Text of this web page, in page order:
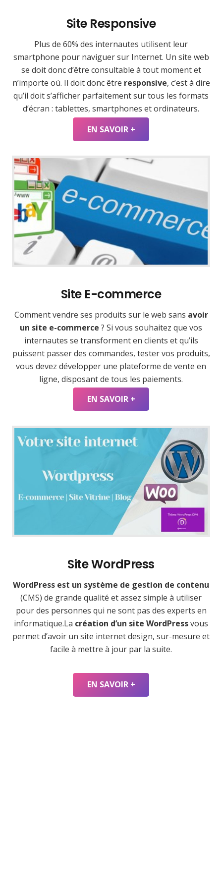
Site Responsive
Plus de 60% des internautes utilisent leur
smartphone pour naviguer sur Internet. Un site web
se doit donc d’être consultable à tout moment et
n’importe où. Il doit donc être responsive, c’est à dire
qu’il doit s’afficher parfaitement sur tous les formats
d’écran : tablettes, smartphones et ordinateurs.
EN SAVOIR +
Site E-commerce
Comment vendre ses produits sur le web sans avoir
un site e-commerce ? Si vous souhaitez que vos
internautes se transforment en clients et qu’ils
puissent passer des commandes, tester vos produits,
vous devez développer une plateforme de vente en
ligne, disposant de tous les paiements.
EN SAVOIR +
Site WordPress
WordPress est un système de gestion de contenu
(CMS) de grande qualité et assez simple à utiliser
pour des personnes qui ne sont pas des experts en
informatique.La création d’un site WordPressvous
permet d’avoir un site internet design, sur-mesure et
facile à mettre à jour par la suite.
EN SAVOIR +